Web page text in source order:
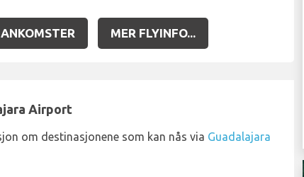
MER FLYINFO...
Airport
om destinasjonene som kan nås via Guadalajara